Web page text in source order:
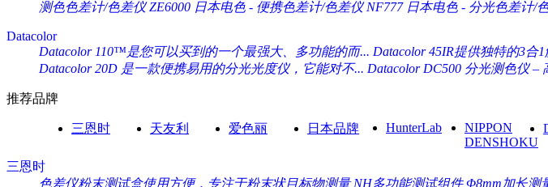
测色色差计/色差仪 ZE6000 日本电色 - 便携色差计/色差仪 NF777 日本电色 - 分光色差计/
Datacolor
Datacolor 110™是您可以买到的一个最强大、多功能的而... Datacolor 45IR提供独特的3合
Datacolor 20D 是一款便携易用的分光光度仪，它能对不... Datacolor DC500 分光测色仪 –
推荐品牌
三恩时 天友利 爱色丽 日本品牌 HunterLab
NIPPON
DENSHOKU
三恩时
色差仪粉末测试盒使用方便，专注于粉末状目标物测量 NH多功能测试组件 Φ8mm加长测